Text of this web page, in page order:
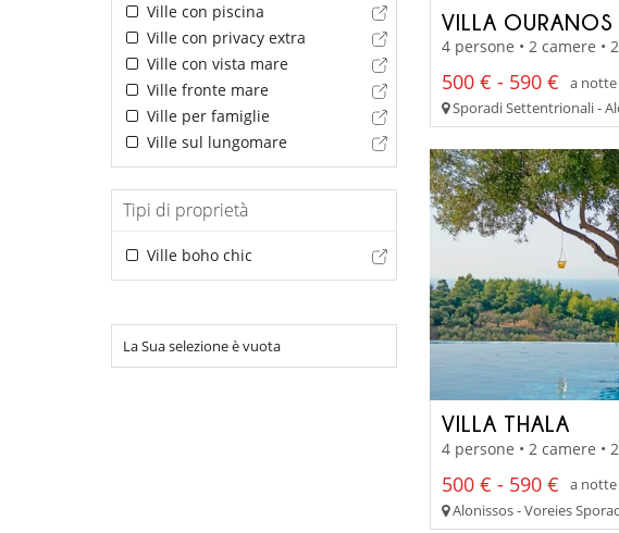
Ville con piscina
Ville con privacy extra
Ville con vista mare
Ville fronte mare
Ville per famiglie
Ville sul lungomare
Tipi di proprietà
Ville boho chic
La Sua selezione è vuota
VILLA OURANOS
4 persone • 2 camere •
500 € - 590 €
a notte
Sporadi Settentrionali -
VILLA THALA
4 persone • 2 camere •
500 € - 590 €
a notte
Alonissos - Voreies